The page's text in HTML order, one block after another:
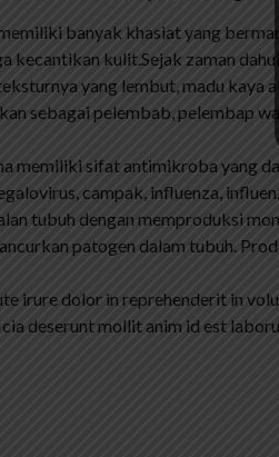
banyak khasiat yang
kecantikan kulit.Sejak zaman
yang lembut, madu kaya
sebagai pelembab, pelembap
memiliki sifat antimikroba yang
campak, influenza,
tubuh dengan memproduksi
patogen dalam tubuh.
irure dolor in reprehenderit in
deserunt mollit anim id est